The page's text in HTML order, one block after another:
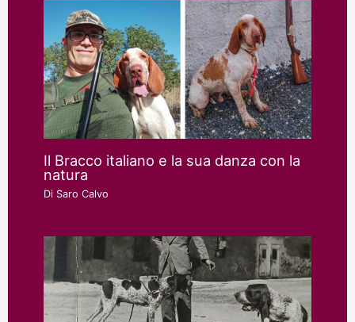
Il Bracco italiano e la sua danza con la
natura
Di Saro Calvo